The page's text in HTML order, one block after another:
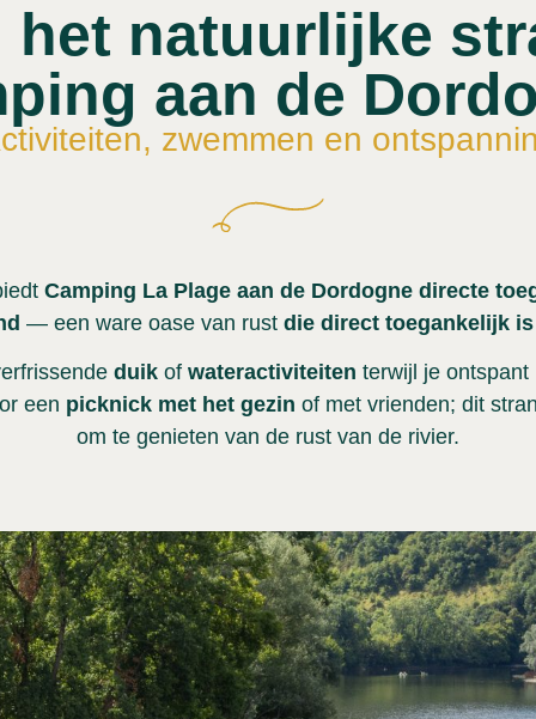
het natuurlijke
aan de
zwemmen en
Camping La Plage aan de Dordogne directe
— een ware oase van rust die direct toegankelijk
duik of wateractiviteiten terwijl je
een picknick met het gezin of met vrienden; dit
om te genieten van de rust van de rivier.